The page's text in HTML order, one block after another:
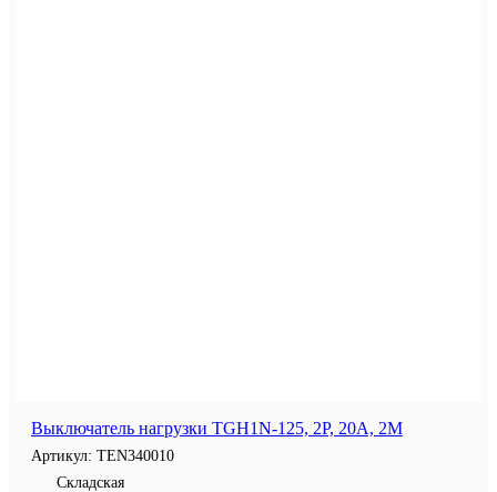
Выключатель нагрузки TGH1N-125, 2P, 20A, 2M
Артикул: TEN340010
Складская